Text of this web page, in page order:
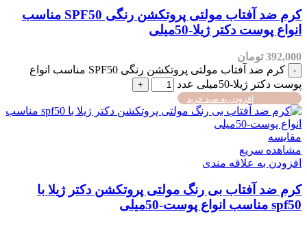
کرم ضد آفتاب مولتی پروتکشن رنگی SPF50 مناسب
انواع پوست دکتر ژیلا-50میلی
392,000 تومان
کرم ضد آفتاب مولتی پروتکشن رنگی SPF50 مناسب انواع
پوست دکتر ژیلا-50میلی عدد
افزودن به سبد خرید
مقایسه
مشاهده سریع
افزودن به علاقه مندی
کرم ضد آفتاب بی رنگ مولتی پروتکشن دکتر ژیلا با
spf50 مناسب انواع پوست-50میلی